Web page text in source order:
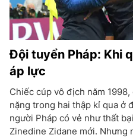
Đội tuyển Pháp: Khi
áp lực
Chiếc cúp vô địch năm
nặng trong hai thập kỉ qua ở
người Pháp có vẻ như thất
Zinedine Zidane mới. Nhưng